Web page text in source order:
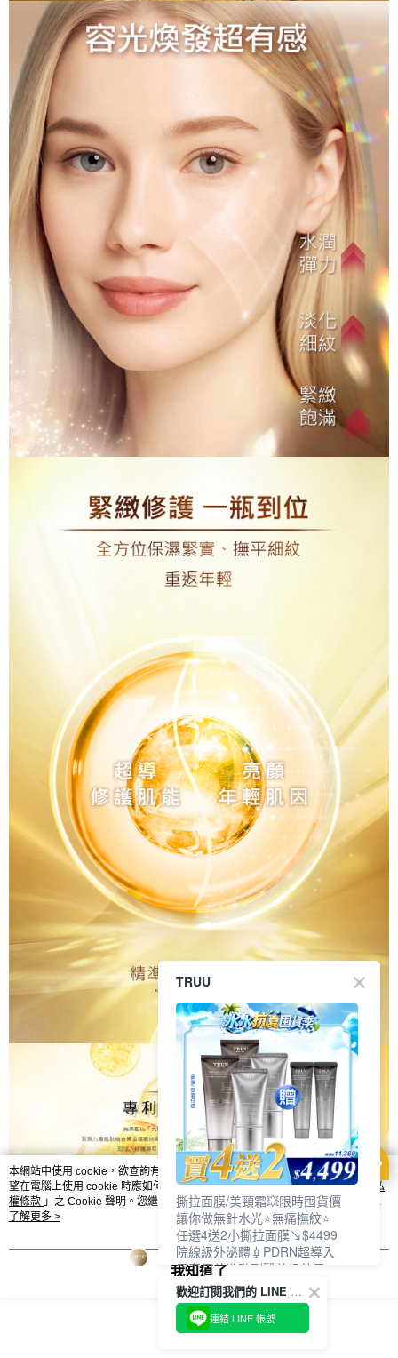
本網站中使用 cookie，欲查詢有關本網站使用 cookie 方式之詳情，及若您不希
望在電腦上使用 cookie 時應如何變更電腦的 cookie 設定，請參閱本網站「
隱私
權條款 」之 Cookie 聲明。您繼續使用本網站即表示您同意本公司得按本網站使
用條款之 Cookie 聲明使用 cookie。
了解更多 >
我知道了
TRUU
撕拉面膜/美頸霜💥限時囤貨價
讓你做無針水光⭐無痛撫紋⭐
任選4送2小撕拉面膜↘$4499
院線級外泌體💉PDRN超導入
居家保養進階到醫美級效果❗
歡迎訂閱我們的 LINE 官方帳號
連結 LINE 帳號